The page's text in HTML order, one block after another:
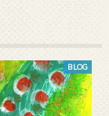
BLOG